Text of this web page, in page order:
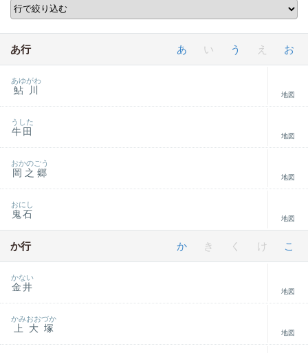
あ行 あ い う え お
鮎川
あゆがわ
地図
牛田
うした
地図
岡之郷
おかのごう
地図
鬼石
おにし
地図
か行 か き く け こ
金井
かない
地図
上大塚
かみおおづか
地図